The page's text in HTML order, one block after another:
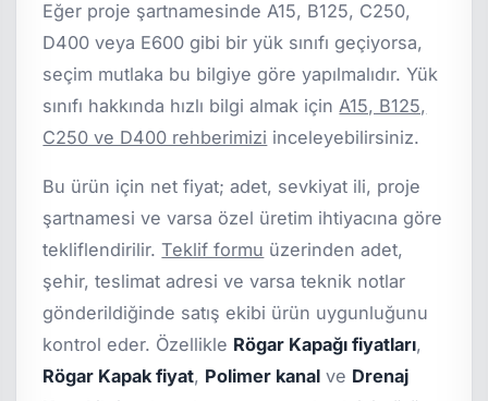
Eğer proje şartnamesinde A15, B125, C250,
D400 veya E600 gibi bir yük sınıfı geçiyorsa,
seçim mutlaka bu bilgiye göre yapılmalıdır. Yük
sınıfı hakkında hızlı bilgi almak için A15, B125,
C250 ve D400 rehberimizi inceleyebilirsiniz.
Bu ürün için net fiyat; adet, sevkiyat ili, proje
şartnamesi ve varsa özel üretim ihtiyacına göre
tekliflendirilir.Teklif formu üzerinden adet,
şehir, teslimat adresi ve varsa teknik notlar
gönderildiğinde satış ekibi ürün uygunluğunu
kontrol eder. Özellikle Rögar Kapağı fiyatları,
Rögar Kapak fiyat, Polimer kanal ve Drenaj